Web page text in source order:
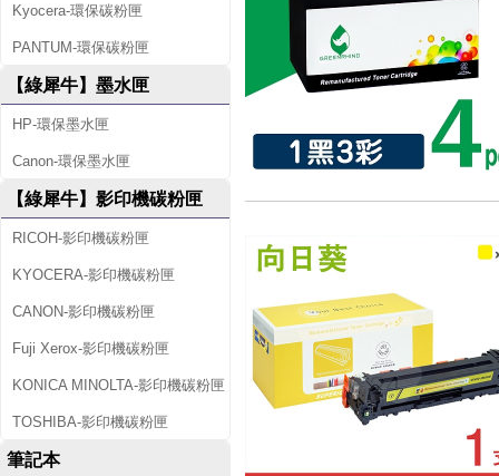
Kyocera-環保碳粉匣
PANTUM-環保碳粉匣
【綠犀牛】墨水匣
HP-環保墨水匣
Canon-環保墨水匣
【綠犀牛】影印機碳粉匣
RICOH-影印機碳粉匣
KYOCERA-影印機碳粉匣
CANON-影印機碳粉匣
Fuji Xerox-影印機碳粉匣
KONICA MINOLTA-影印機碳粉匣
TOSHIBA-影印機碳粉匣
筆記本